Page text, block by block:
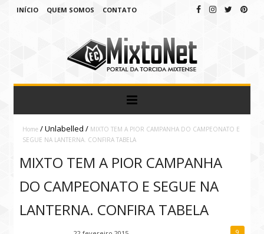
INÍCIO QUEM SOMOS CONTATO
Home /Unlabelled/ MIXTO TEM A PIOR CAMPANHA DO CAMPEONATO E
SEGUE NA LANTERNA. CONFIRA TABELA
MIXTO TEM A PIOR CAMPANHA
DO CAMPEONATO E SEGUE NA
LANTERNA. CONFIRA TABELA
9